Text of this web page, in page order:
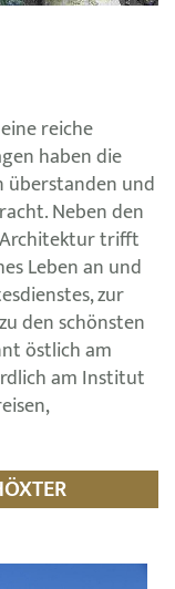
reiche
haben die
überstanden und
Neben den
trifft
Leben an und
zur
den schönsten
östlich am
am Institut